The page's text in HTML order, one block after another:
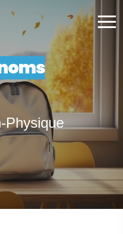
Physique